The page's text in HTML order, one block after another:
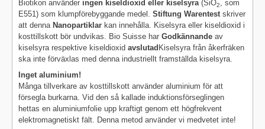
Biotikon använder ingen kiseldioxid eller kiselsyra(SiO2, som
E551) som klumpförebyggande medel. Stiftung Warentestskriver
att denna Nanopartiklar kan innehålla. Kiselsyra eller kiseldioxid i
kosttillskott bör undvikas. Bio Suisse har Godkännande av
kiselsyra respektive kiseldioxid avslutad Kiselsyra från åkerfräken
ska inte förväxlas med denna industriellt framställda kiselsyra.
Inget aluminium!
Många tillverkare av kosttillskott använder aluminium för att
försegla burkarna. Vid den så kallade induktionsförseglingen
hettas en aluminiumfolie upp kraftigt genom ett högfrekvent
elektromagnetiskt fält. Denna metod använder vi medvetet inte!